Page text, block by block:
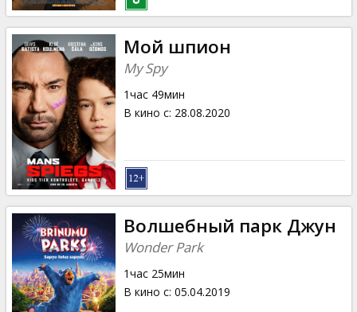
Клуб
Мой шпион
My Spy
1час 49мин
В кино с: 28.08.2020
Волшебный парк Джун
Wonder Park
1час 25мин
В кино с: 05.04.2019